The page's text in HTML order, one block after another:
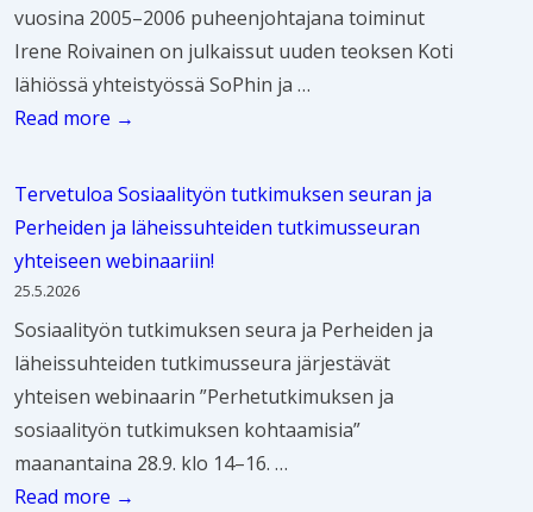
vuosina 2005–2006 puheenjohtajana toiminut
Irene Roivainen on julkaissut uuden teoksen Koti
lähiössä yhteistyössä SoPhin ja …
K
t
i
ä
h
i
s
ä
Read more →
Tervetuloa Sosiaalityön tutkimuksen seuran ja
Perheiden ja läheissuhteiden tutkimusseuran
yhteiseen webinaariin!
25.5.2026
Sosiaalityön tutkimuksen seura ja Perheiden ja
läheissuhteiden tutkimusseura järjestävät
yhteisen webinaarin ”Perhetutkimuksen ja
sosiaalityön tutkimuksen kohtaamisia”
maanantaina 28.9. klo 14–16. …
T
Read more →